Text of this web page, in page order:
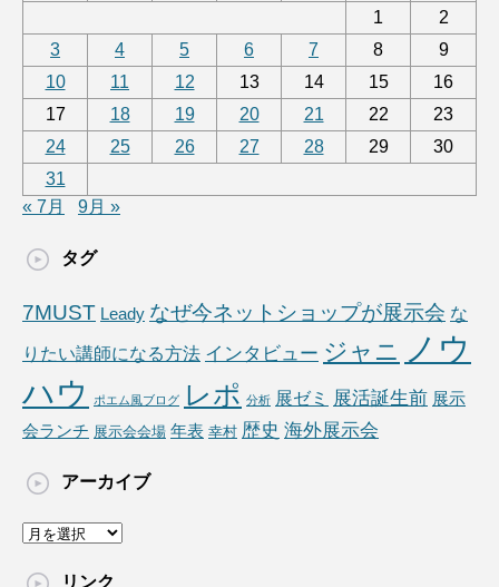
1
2
3
4 5 6 7 8
9
10
11 12 13 14 15
16
17
18 19 20 21 22
23
24
25 26 27 28 29
30
31
« 7月
9月 »
タグ
7MUST Leady なぜ今ネットショップが展示会 な
りたい講師になる方法 インタビュー ジャニ ノウ
ハウ
ポエム風ブログ レポ 分析 展ゼミ 展活誕生前 展示
会ランチ 展示会会場 年表 幸村 歴史 海外展示会
アーカイブ
ア
カ
リンク